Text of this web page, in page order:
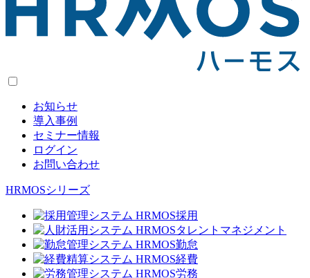
お知らせ
導入事例
セミナー情報
ログイン
お問い合わせ
HRMOSシリーズ